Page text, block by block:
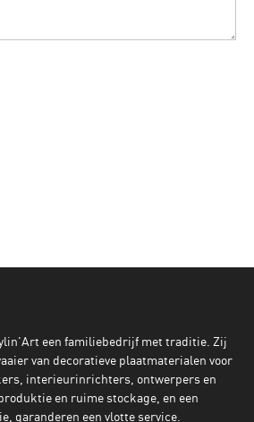
een familiebedrijf met traditie. Zij
van decoratieve plaatmaterialen voor
interieurinrichters, ontwerpers en
en ruime stockage, en een
garanderen een vlotte service.